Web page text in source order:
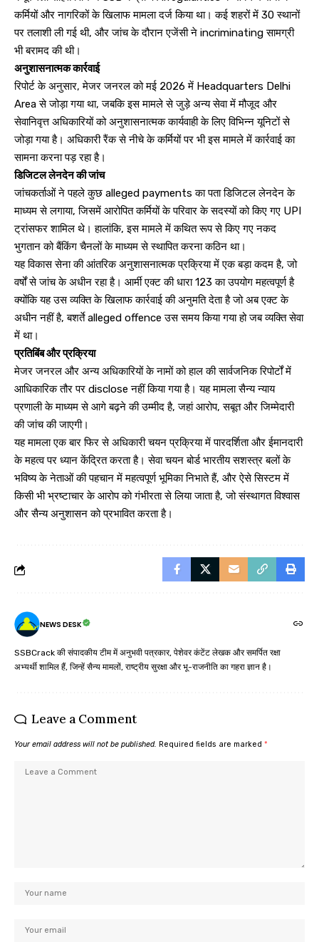
कर्मियों और नागरिकों के खिलाफ मामला दर्ज किया था। कई शहरों में 30 स्थानों
पर तलाशी ली गई थी, और जांच के दौरान एजेंसी ने incriminating सामग्री
भी बरामद की थी।
अनुशासनात्मक कार्रवाई
रिपोर्ट के अनुसार, मेजर जनरल को मई 2026 में Headquarters Delhi
Area से जोड़ा गया था, जबकि इस मामले से जुड़े अन्य सेवा में मौजूद और
सेवानिवृत्त अधिकारियों को अनुशासनात्मक कार्यवाही के लिए विभिन्न यूनिटों से
जोड़ा गया है। अधिकारी रैंक से नीचे के कर्मियों पर भी इस मामले में कार्रवाई का
सामना करना पड़ रहा है।
डिजिटल लेनदेन की जांच
जांचकर्ताओं ने पहले कुछ alleged payments का पता डिजिटल लेनदेन के
माध्यम से लगाया, जिसमें आरोपित कर्मियों के परिवार के सदस्यों को किए गए UPI
ट्रांसफर शामिल थे। हालांकि, इस मामले में कथित रूप से किए गए नकद
भुगतान को बैंकिंग चैनलों के माध्यम से स्थापित करना कठिन था।
यह विकास सेना की आंतरिक अनुशासनात्मक प्रक्रिया में एक बड़ा कदम है, जो
वर्षों से जांच के अधीन रहा है। आर्मी एक्ट की धारा 123 का उपयोग महत्वपूर्ण है
क्योंकि यह उस व्यक्ति के खिलाफ कार्रवाई की अनुमति देता है जो अब एक्ट के
अधीन नहीं है, बशर्ते alleged offence उस समय किया गया हो जब व्यक्ति सेवा
में था।
प्रतिबिंब और प्रक्रिया
मेजर जनरल और अन्य अधिकारियों के नामों को हाल की सार्वजनिक रिपोर्टों में
आधिकारिक तौर पर disclose नहीं किया गया है। यह मामला सैन्य न्याय
प्रणाली के माध्यम से आगे बढ़ने की उम्मीद है, जहां आरोप, सबूत और जिम्मेदारी
की जांच की जाएगी।
यह मामला एक बार फिर से अधिकारी चयन प्रक्रिया में पारदर्शिता और ईमानदारी
के महत्व पर ध्यान केंद्रित करता है। सेवा चयन बोर्ड भारतीय सशस्त्र बलों के
भविष्य के नेताओं की पहचान में महत्वपूर्ण भूमिका निभाते हैं, और ऐसे सिस्टम में
किसी भी भ्रष्टाचार के आरोप को गंभीरता से लिया जाता है, जो संस्थागत विश्वास
और सैन्य अनुशासन को प्रभावित करता है।
NEWS DESK
SSBCrack की संपादकीय टीम में अनुभवी पत्रकार, पेशेवर कंटेंट लेखक और समर्पित रक्षा
अभ्यर्थी शामिल हैं, जिन्हें सैन्य मामलों, राष्ट्रीय सुरक्षा और भू-राजनीति का गहरा ज्ञान है।
Leave a Comment
Your email address will not be published. Required fields are marked *